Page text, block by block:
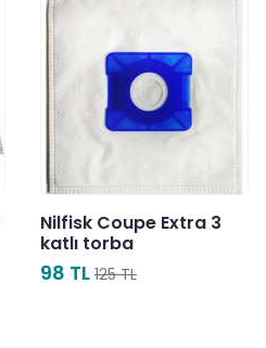
Nilfisk Coupe Extra 3
katlı torba
98 TL 125 TL